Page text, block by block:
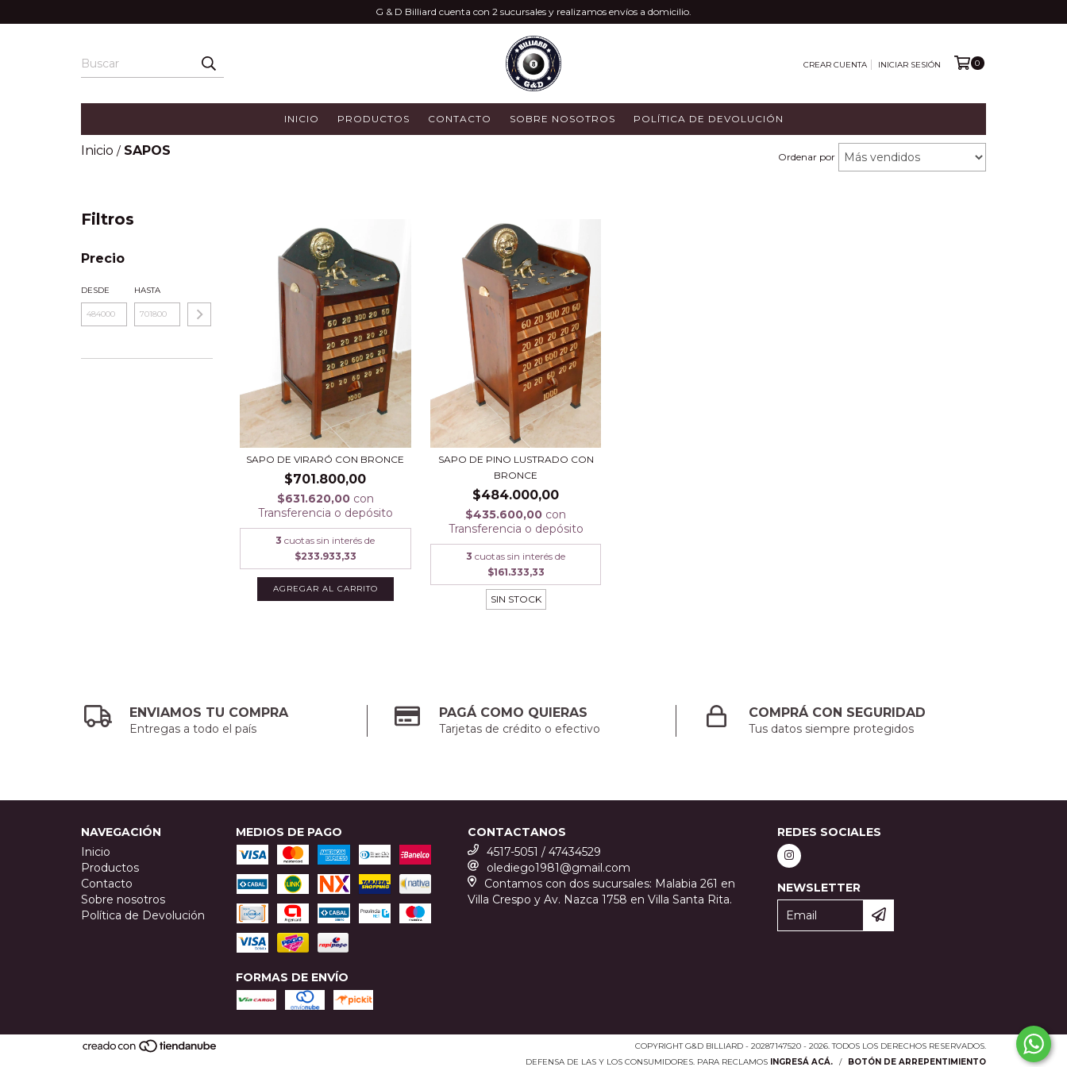
G & D Billiard cuenta con 2 sucursales y realizamos envíos a domicilio.
CREAR CUENTA INICIAR SESIÓN 0
INICIO PRODUCTOS CONTACTO SOBRE NOSOTROS POLÍTICA DE DEVOLUCIÓN
Inicio / SAPOS Ordenar por
Filtros
Precio
DESDE HASTA
SAPO DE VIRARÓ CON BRONCE
$701.800,00
$631.620,00 con
Transferencia o depósito
3 cuotas sin interés de
$233.933,33
SAPO DE PINO LUSTRADO CON
BRONCE
$484.000,00
$435.600,00 con
Transferencia o depósito
3 cuotas sin interés de
$161.333,33
SIN STOCK
ENVIAMOS TU COMPRA
Entregas a todo el país
PAGÁ COMO QUIERAS
Tarjetas de crédito o efectivo
COMPRÁ CON SEGURIDAD
Tus datos siempre protegidos
NAVEGACIÓN
Inicio
Productos
Contacto
Sobre nosotros
Política de Devolución
MEDIOS DE PAGO
FORMAS DE ENVÍO
CONTACTANOS
4517-5051 / 47434529
olediego1981@gmail.com
Contamos con dos sucursales: Malabia 261 en
Villa Crespo y Av. Nazca 1758 en Villa Santa Rita.
REDES SOCIALES
NEWSLETTER
COPYRIGHT G&D BILLIARD - 20287147520 - 2026. TODOS LOS DERECHOS RESERVADOS.
DEFENSA DE LAS Y LOS CONSUMIDORES. PARA RECLAMOS INGRESÁ ACÁ. / BOTÓN DE ARREPENTIMIENTO